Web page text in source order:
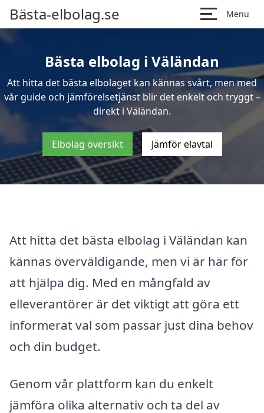
Bästa-elbolag.se Menu
Bästa elbolag i Väländan
Att hitta det bästa elbolaget kan kännas svårt, men med
vår guide och jämförelsetjänst blir det enkelt och tryggt –
direkt i Väländan.
Elbolag översikt Jämför elavtal
Att hitta det bästa elbolag i Väländan kan
kännas överväldigande, men vi är här för
att hjälpa dig. Med en mångfald av
elleverantörer är det viktigt att göra ett
informerat val som passar just dina behov
och din budget.
Genom vår plattform kan du enkelt
jämföra olika alternativ och ta del av